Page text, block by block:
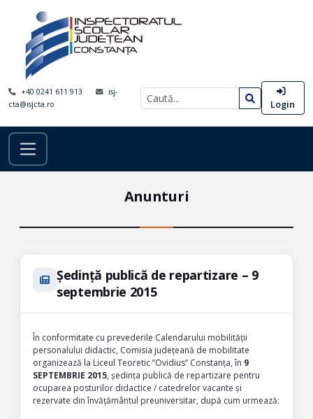
+40 0241 611 913
isj-
cta@isjcta.ro
Login
Anunturi
Ședință publică de repartizare – 9
septembrie 2015
În conformitate cu prevederile Calendarului mobilității
personalului didactic, Comisia județeană de mobilitate
organizează la Liceul Teoretic ”Ovidius” Constanța, în 9
SEPTEMBRIE 2015, ședința publică de repartizare pentru
ocuparea posturilor didactice / catedrelor vacante și
rezervate din învățământul preuniversitar, după cum urmează: